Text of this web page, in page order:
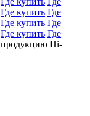
Где купить Где
Где купить Где
Где купить Где
продукцию Hi-